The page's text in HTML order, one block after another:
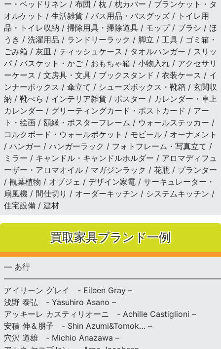
ー・ベッドリネン / 布団 / 枕 / 枕カバー / ブランケット・タ
オルケット / 生活雑貨 / バス用品・バスグッズ / トイレ用
品・トイレ収納 / 掃除用具・掃除道具 / モップ / ブラシ / ほ
うき / 洗濯用品 / ランドリーラック / 脚立 / 工具 / ゴミ箱・
ごみ箱 / 灰皿 / ティッシュケース / タオルハンガー / スリッ
パ / バスケット・かご / おもちゃ箱 / 小物入れ / アクセサリ
ーケース / 文房具・文具 / ブックスタンド / 衣装ケース / イ
ンナーボックス / 傘立て / シューズボックス・靴箱 / 玄関収
納 / 靴べら / インテリア雑貨 / ポスター / カレンダー・卓上
カレンダー / グリーティングカード・ポストカード / アー
ト・絵画 / 額縁・ポスターフレーム / ウォールステッカー /
コルクボード・ウォールポケット / モビール / オーナメント
/ ハンガー / ハンガーラック / フォトフレーム・写真立て /
ミラー / キャンドル・キャンドルホルダー / アロマディフュ
ーザー・アロマオイル / マガジンラック / 花瓶 / プランター
/ 観葉植物 / オブジェ / デザイン家電 / サーキュレーター・
扇風機 / 間仕切り / オーダーキッチン / システムキッチン /
住宅設備 / 建材
買取家具ブランド一例
— あ行
アイリーン グレイ - Eileen Gray –
浅野 泰弘 - Yasuhiro Asano –
アッキーレ カスティリオーニ - Achille Castiglioni –
安積 伸＆朋子 - Shin Azumi&Tomok… –
穴沢 道雄 - Michio Anazawa –